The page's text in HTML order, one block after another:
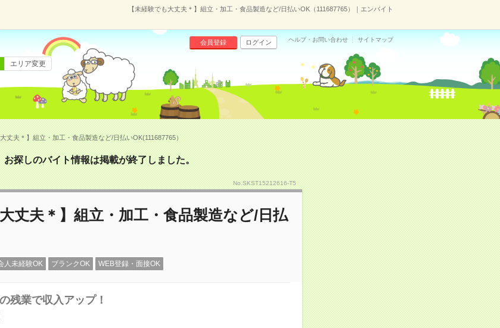
【未経験でも大丈夫＊】組立・加工・食品製造など/日払いOK（111687765）｜エンバイト
会員登録 ログイン ヘルプ・お問い合わせ サイトマップ
エリア変更
丈夫＊】組立・加工・食品製造など/日払いOK(111687765）
お探しのバイト情報は掲載が終了しました。
No.SKST15212616-T5
大丈夫＊】組立・加工・食品製造など/日払
人未経験OK ブランクOK WEB登録・面接OK
残業で収入アップ！